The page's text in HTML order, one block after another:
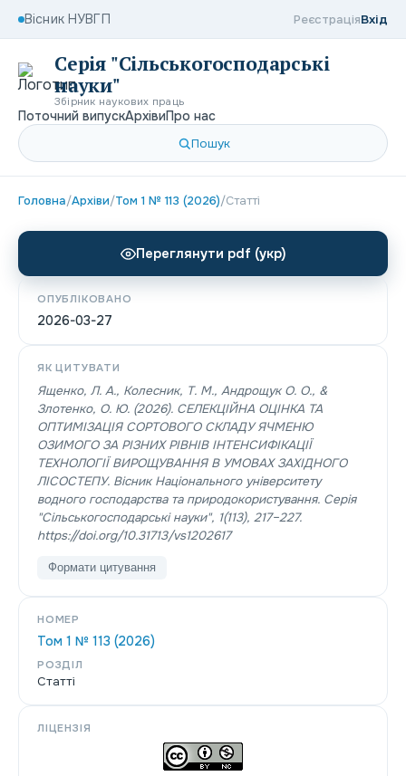
Вісник НУВГП РеєстраціяВхід
Серія "Сільськогосподарські
науки"
Збірник наукових праць
Поточний випускАрхівиПро нас
Пошук
Головна/Архіви/Том 1 № 113 (2026)/Статті
Переглянути pdf (укр)
ОПУБЛІКОВАНО
2026-03-27
ЯК ЦИТУВАТИ
Ященко, Л. А., Колесник, Т. М., Андрощук О. O., &
Злотенко, О. Ю. (2026). СЕЛЕКЦІЙНА ОЦІНКА ТА
ОПТИМІЗАЦІЯ СОРТОВОГО СКЛАДУ ЯЧМЕНЮ
ОЗИМОГО ЗА РІЗНИХ РІВНІВ ІНТЕНСИФІКАЦІЇ
ТЕХНОЛОГІЇ ВИРОЩУВАННЯ В УМОВАХ ЗАХІДНОГО
ЛІСОСТЕПУ. Вісник Національного університету
водного господарства та природокористування. Серія
"Сільськогосподарські науки", 1(113), 217–227.
https://doi.org/10.31713/vs1202617
Формати цитування
НОМЕР
Том 1 № 113 (2026)
РОЗДІЛ
Статті
ЛІЦЕНЗІЯ